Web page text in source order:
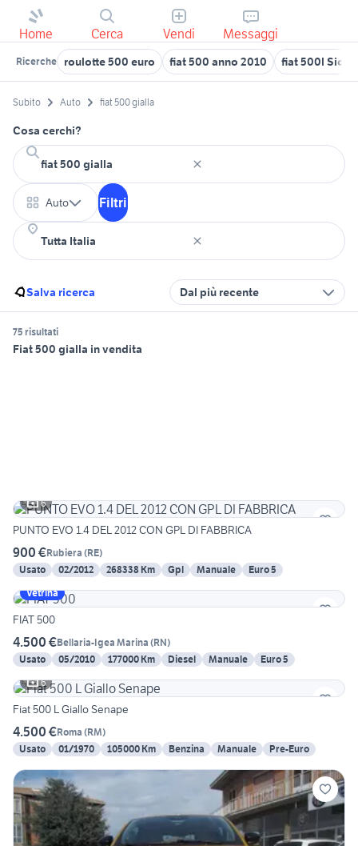
Home Cerca Vendi Messaggi
Ricerche roulotte 500 euro fiat 500 anno 2010 fiat 500l
Subito Auto fiat 500 gialla
Cosa cerchi?
Auto Filtri
Salva ricerca Dal più recente
75 risultati
Fiat 500 gialla in vendita
6
PUNTO EVO 1.4 DEL 2012 CON GPL DI FABBRICA
900 €Rubiera (RE)
Usato
02/2012 268338 Km Gpl Manuale
Euro 5
Vetrina
FIAT 500
4.500 €Bellaria-Igea Marina (RN)
Usato
05/2010 177000 Km Diesel Manuale
Euro 5
6
Fiat 500 L Giallo Senape
4.500 €Roma (RM)
Usato
01/1970 105000 Km Benzina Manuale Pre-Euro